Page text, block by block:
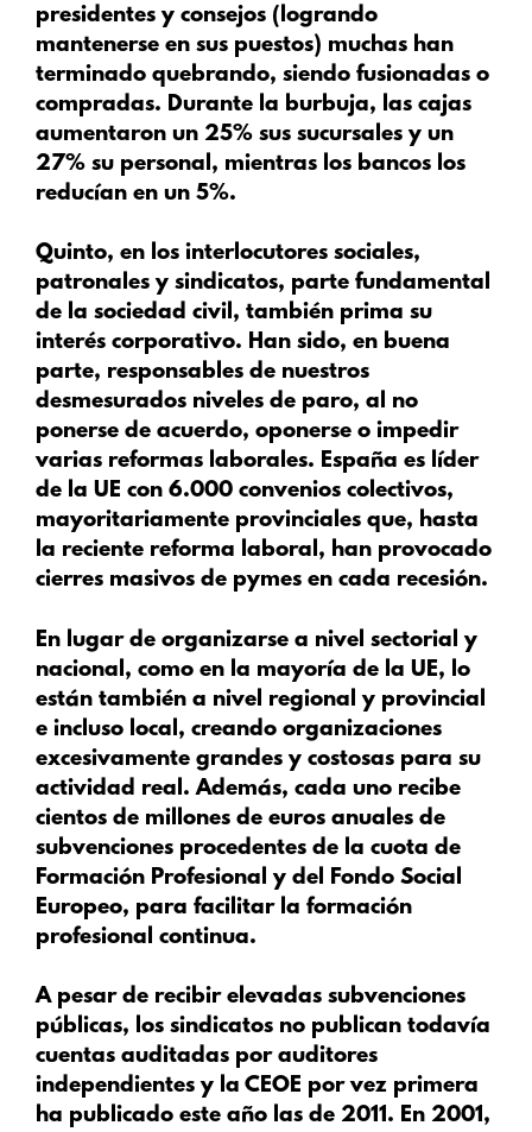
presidentes y consejos (logrando
mantenerse en sus puestos) muchas han
terminado quebrando, siendo fusionadas o
compradas. Durante la burbuja, las cajas
aumentaron un 25% sus sucursales y un
27% su personal, mientras los bancos los
reducían en un 5%.
Quinto, en los interlocutores sociales,
patronales y sindicatos, parte fundamental
de la sociedad civil, también prima su
interés corporativo. Han sido, en buena
parte, responsables de nuestros
desmesurados niveles de paro, al no
ponerse de acuerdo, oponerse o impedir
varias reformas laborales. España es líder
de la UE con 6.000 convenios colectivos,
mayoritariamente provinciales que, hasta
la reciente reforma laboral, han provocado
cierres masivos de pymes en cada recesión.
En lugar de organizarse a nivel sectorial y
nacional, como en la mayoría de la UE, lo
están también a nivel regional y provincial
e incluso local, creando organizaciones
excesivamente grandes y costosas para su
actividad real. Además, cada uno recibe
cientos de millones de euros anuales de
subvenciones procedentes de la cuota de
Formación Profesional y del Fondo Social
Europeo, para facilitar la formación
profesional continua.
A pesar de recibir elevadas subvenciones
públicas, los sindicatos no publican todavía
cuentas auditadas por auditores
independientes y la CEOE por vez primera
ha publicado este año las de 2011. En 2001,